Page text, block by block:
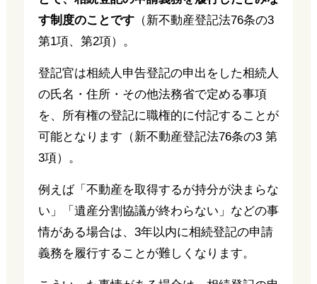
す制度のことです（新不動産登記法76条の3
第1項、第2項）。
登記官は相続人申告登記の申出をした相続人
の氏名・住所・その他法務省で定める事項
を、所有権の登記に職権的に付記することが
可能となります（新不動産登記法76条の3 第
3項）。
例えば「不動産を取得するが持分が決まらな
い」「遺産分割協議が終わらない」などの事
情がある場合は、3年以内に相続登記の申請
義務を履行することが難しくなります。